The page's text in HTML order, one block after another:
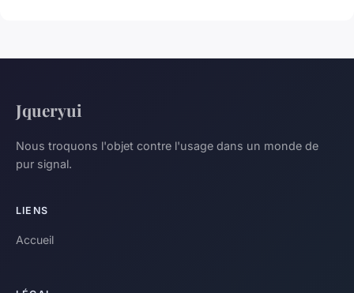
Jqueryui
Nous troquons l'objet contre l'usage dans un monde de
pur signal.
LIENS
Accueil